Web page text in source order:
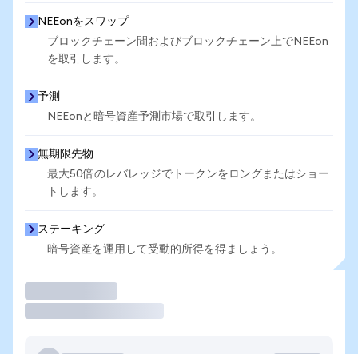
NEEonをスワップ
ブロックチェーン間およびブロックチェーン上でNEEon
を取引します。
予測
NEEonと暗号資産予測市場で取引します。
無期限先物
最大50倍のレバレッジでトークンをロングまたはショー
トします。
ステーキング
暗号資産を運用して受動的所得を得ましょう。